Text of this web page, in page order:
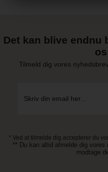
Det kan blive endnu
Tilmeld dig vores
* Ved at tilmelde dig accepterer du
** Du kan altid afmelde dig
modtage